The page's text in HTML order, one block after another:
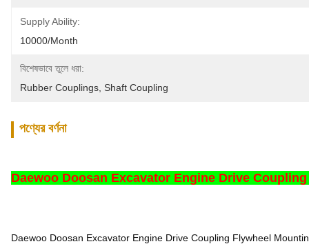
Supply Ability:
10000/month
বিশেষভাবে তুলে ধরা:
Rubber Couplings Shaft Coupling
পণ্যের বর্ণনা
Daewoo Doosan Excavator Engine Drive
Daewoo Doosan Excavator Engine Drive Coupling Flywheel